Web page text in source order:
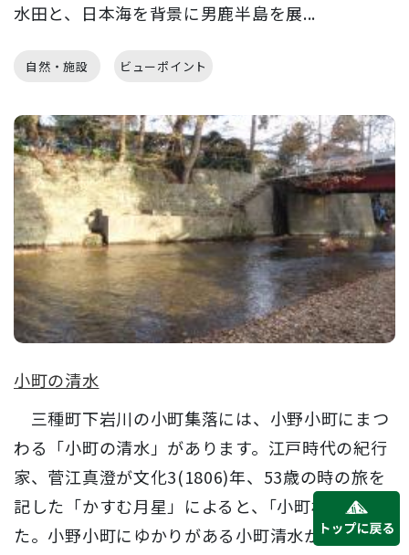
水田と、日本海を背景に男鹿半島を展...
自然・施設 ビューポイント
小町の清水
三種町下岩川の小町集落には、小野小町にまつ
わる「小町の清水」があります。江戸時代の紀行
家、菅江真澄が文化3(1806)年、53歳の時の旅を
記した「かすむ月星」によると、｢小町村に来
た。小野小町にゆかりがある小町清水が、...